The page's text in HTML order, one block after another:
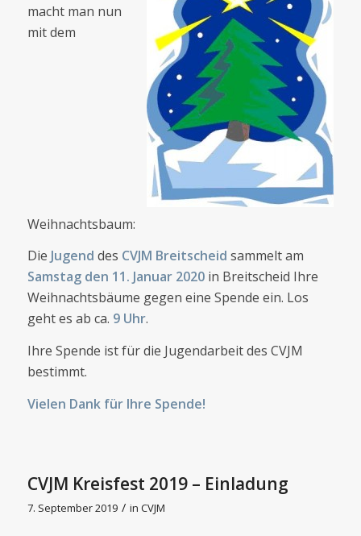
macht man nun
mit dem
Weihnachtsbaum:
Die Jugend des CVJM Breitscheid sammelt am
Samstag den 11. Januar 2020 in Breitscheid Ihre
Weihnachtsbäume gegen eine Spende ein. Los
geht es ab ca. 9 Uhr.
Ihre Spende ist für die Jugendarbeit des CVJM
bestimmt.
Vielen Dank für Ihre Spende!
CVJM Kreisfest 2019 – Einladung
7. September 2019 / in CVJM